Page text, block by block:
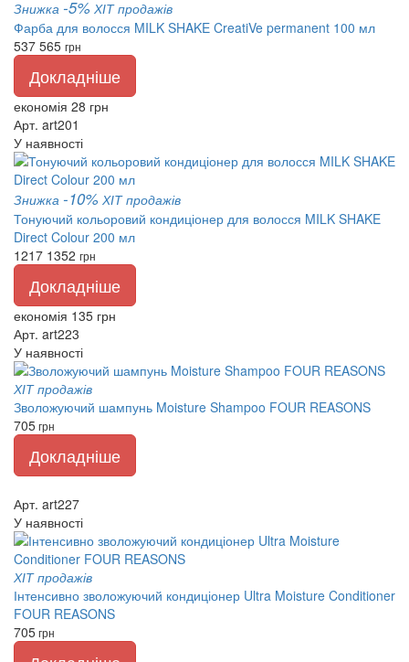
Знижка -5% ХІТ продажів
Фарба для волосся MILK SHAKE CreatiVe permanent 100 мл
537 565 грн
Докладніше
економія 28 грн
Арт. art201
У наявності
Знижка -10% ХІТ продажів
Тонуючий кольоровий кондиціонер для волосся MILK SHAKE
Direct Colour 200 мл
1217 1352 грн
Докладніше
економія 135 грн
Арт. art223
У наявності
ХІТ продажів
Зволожуючий шампунь Moisture Shampoo FOUR REASONS
705грн
Докладніше
Арт. art227
У наявності
ХІТ продажів
Інтенсивно зволожуючий кондиціонер Ultra Moisture Conditioner
FOUR REASONS
705грн